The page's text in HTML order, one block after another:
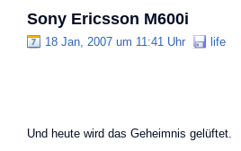
Sony Ericsson M600i
18 Jan, 2007 um 11:41 Uhr life
Und heute wird das Geheimnis gelüftet.